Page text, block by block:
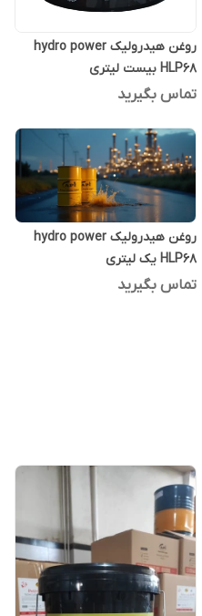
روغن هیدرولیک hydro power
HLP68 بیست لیتری
تماس بگیرید
روغن هیدرولیک hydro power
HLP68 یک لیتری
تماس بگیرید